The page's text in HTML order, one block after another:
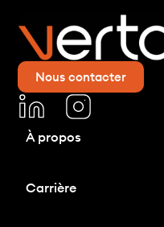
Nous contacter
À propos
Carrière